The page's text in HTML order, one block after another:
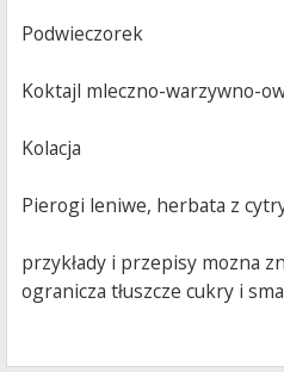
Podwieczorek
Koktajl mleczno-warzywno-
Kolacja
Pierogi leniwe, herbata z
przykłady i przepisy mozna
ogranicza tłuszcze cukry i